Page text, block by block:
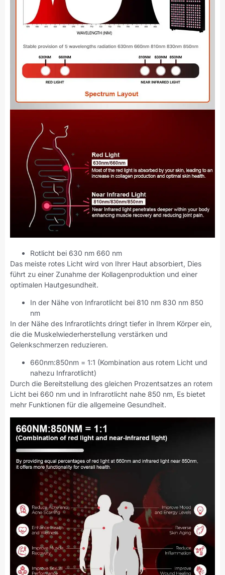
Rotlicht bei 630 nm 660 nm
Das meiste rotes Licht wird von Ihrer Haut absorbiert, Dies
führt zu einer Zunahme der Kollagenproduktion und einer
optimalen Hautgesundheit.
In der Nähe von Infrarotlicht bei 810 nm 830 nm 850
nm
In der Nähe des Infrarotlichts dringt tiefer in Ihrem Körper ein,
die die Muskelwiederherstellung verstärken und
Gelenkschmerzen reduzieren.
660nm:850nm = 1:1 (Kombination aus rotem Licht und
nahezu Infrarotlicht)
Durch die Bereitstellung des gleichen Prozentsatzes an rotem
Licht bei 660 nm und in Infrarotlicht nahe 850 nm, Es bietet
mehr Funktionen für die allgemeine Gesundheit.